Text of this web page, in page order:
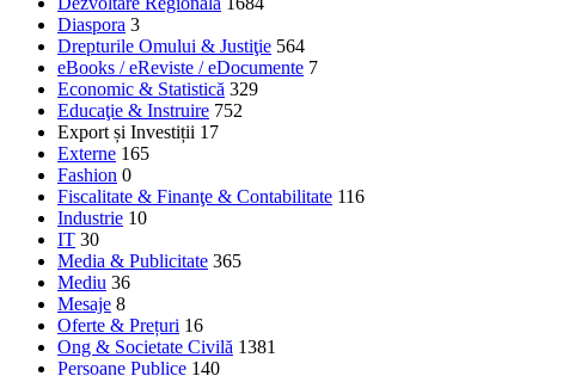
Diaspora 3
Drepturile Omului & Justiţie 564
eBooks / eReviste / eDocumente 7
Economic & Statistică 329
Educaţie & Instruire 752
Export și Investiții 17
Externe 165
Fashion 0
Fiscalitate & Finanţe & Contabilitate 116
Industrie 10
IT 30
Media & Publicitate 365
Mediu 36
Mesaje 8
Oferte & Prețuri 16
Ong & Societate Civilă 1381
Persoane Publice 140